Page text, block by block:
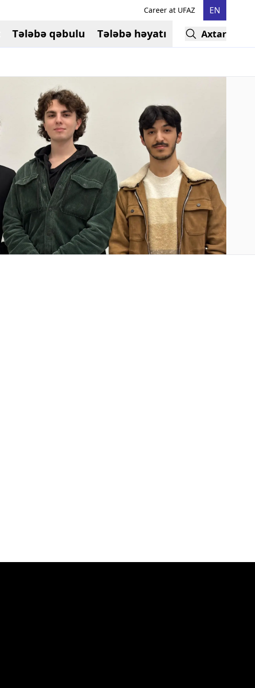
Tələbə qəbulu Tələbə həyatı Axtar
Career at UFAZ EN